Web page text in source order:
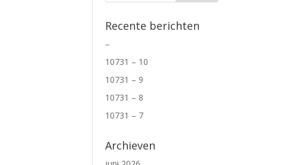
Recente berichten
–
10731 – 10
10731 – 9
10731 – 8
10731 – 7
Archieven